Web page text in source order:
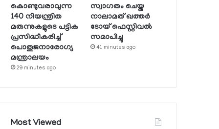
കൊണ്ടുവരാവുന്ന
140 നിയന്ത്രിത
മരുന്നുകളുടെ പട്ടിക
പ്രസിദ്ധീകരിച്ച്
പൊതുജനാരോഗ്യ
മന്ത്രാലയം
29 minutes ago
സ്വാഗതം ചെയ്ത
നാലാമത് ഖത്തര്‍
ടോയ് ഫെസ്റ്റിവല്‍
സമാപിച്ചു
41 minutes ago
Most Viewed